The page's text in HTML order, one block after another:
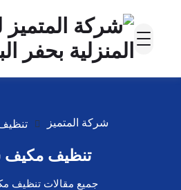
شركة المتميز
تنظيف
جميع مقالات تنظيف